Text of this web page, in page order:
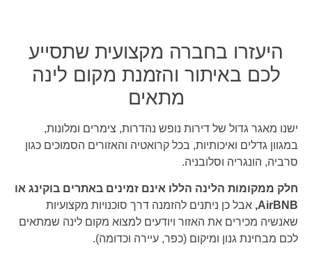
היעזרו בחברה מקצועית שתסייע
לכם באיתור והזמנת מקום לינה
מתאים
ישנו מאגר גדול של דירות נופש נהדרות, צימרים ומלונות,
במגוון גדלים ואיכותיות, בכל קרואטיה והאזורים הסמוכים כגון
סרביה, הונגריה וסלובניה.
חלק ממקומות הלינה הללו אינם זמינים באתרים בוקינג או
AirBNB, אבל כן ניתנים להזמנה דרך סוכנויות מקצועיות
שאנשיה מכירים את האזור ויודעים למצוא מקום לינה שמתאים
לכם מבחינת גנון ומיקום (כפר, עיירה וכדומה).